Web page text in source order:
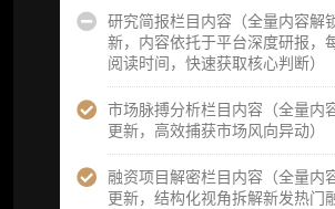
研究简报栏目内容（全量内容解
新，内容依托于平台深度研报，
阅读时间，快速获取核心判断）
市场脉搏分析栏目内容（全量内
更新，高效捕获市场风向异动）
融资项目解密栏目内容（全量内
更新，结构化视角拆解新发热门
机构专属社群（与业内高管、机
研精进）
可下载报告 PDF 版（18 次/年）
数据库产品 CSV 下载(可根据请求
供，2次/年)